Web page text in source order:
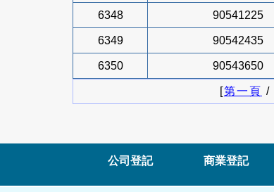
6348 90541225
6349 90542435
6350 90543650
[第一頁 /
公司登記 商業登記